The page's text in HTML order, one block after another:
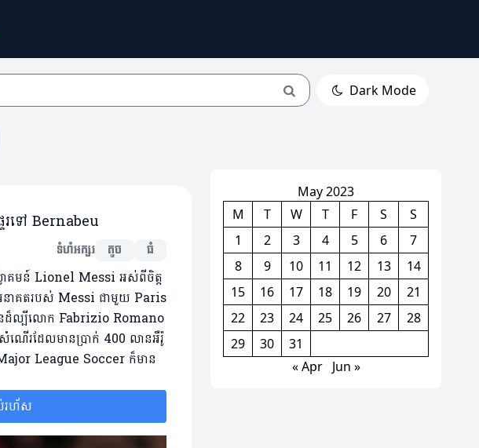
Dark Mode
រទៅ Bernabeu
ទំហំអក្សរ តូច ធំ
ាគមន៍ Lionel Messi អស់ពីចិត្ត
នាគតរបស់ Messi ជាមួយ Paris
នដ៏ល្បីលោក Fabrizio Romano
សំណើរដែលមានប្រាក់ 400 លានអឺរ៉ូ
League Soccer ក៏មាន
រហ័ស
May 2023
M
T W T F S
S
1
2 3 4 5 6
7
8
9 10 11 12 13
14
15
16 17 18 19 20
21
22
23 24 25 26 27
28
29
30
31
« Apr
Jun »